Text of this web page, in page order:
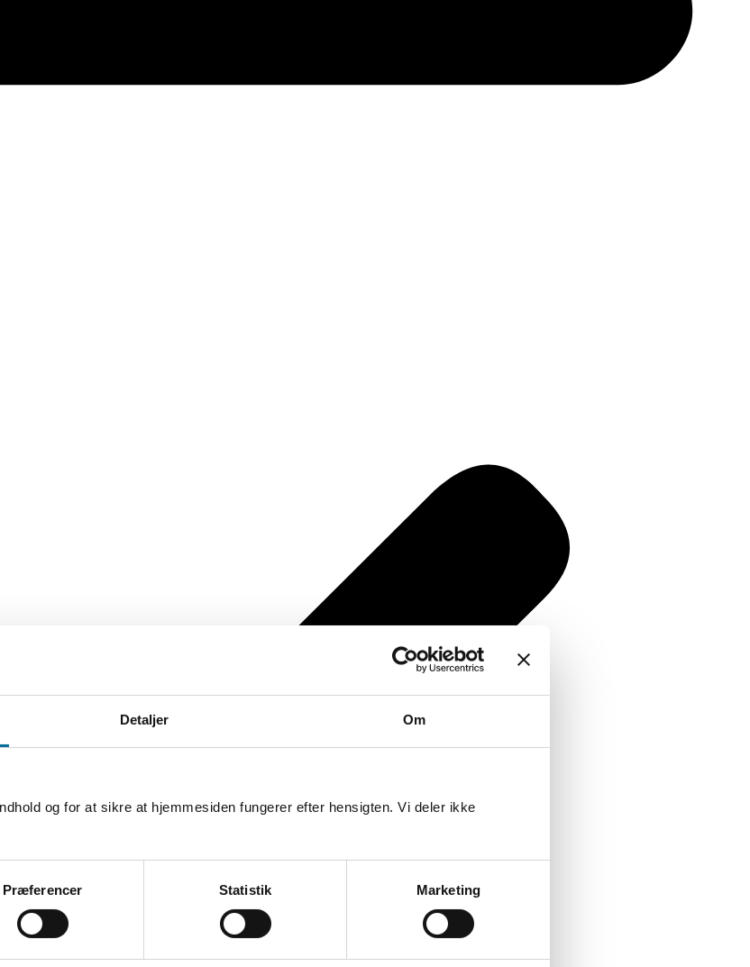
Detaljer Om
og for at sikre at hjemmesiden fungerer efter hensigten. Vi deler ikke
Præferencer Statistik Marketing